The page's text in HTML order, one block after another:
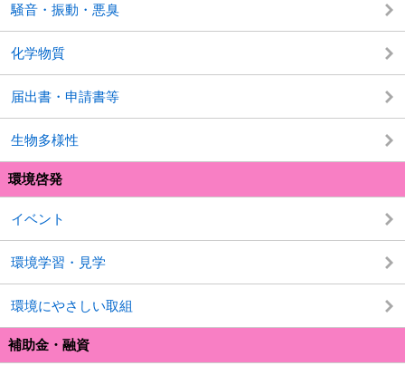
騒音・振動・悪臭
化学物質
届出書・申請書等
生物多様性
環境啓発
イベント
環境学習・見学
環境にやさしい取組
補助金・融資